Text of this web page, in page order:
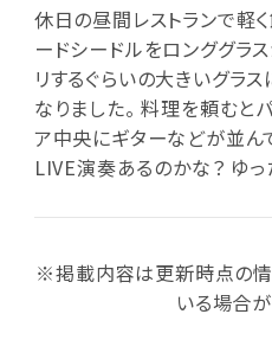
休日の昼間レストランで軽
ードシードルをロンググラ
リするぐらいの大きいグラ
なりました。 料理を頼むと
ア中央にギターなどが並ん
LIVE演奏あるのかな？ ゆっ
※掲載内容は更新時点の情
いる場合が